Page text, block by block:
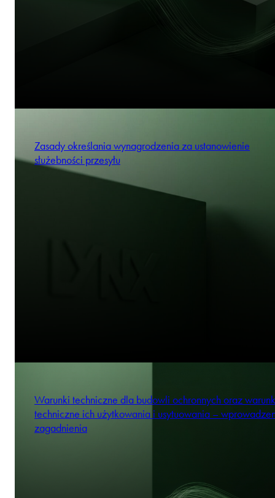
Zasady określania wynagrodzenia za ustanowienie
służebności przesyłu
Warunki techniczne dla budowli ochronnych oraz
techniczne ich użytkowania i usytuowania –
zagadnienia